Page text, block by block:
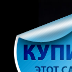
содержимому